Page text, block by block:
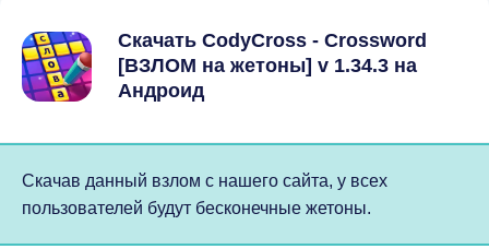
Скачать CodyCross - Crossword
[ВЗЛОМ на жетоны] v 1.34.3 на
Андроид
Скачав данный взлом с нашего сайта, у всех
пользователей будут бесконечные жетоны.